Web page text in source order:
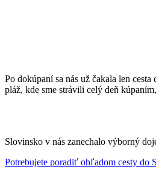
Po dokúpaní sa nás už čakala len cesta
pláž, kde sme strávili celý deň
Slovinsko v nás zanechalo výborný
Potrebujete poradiť ohľadom cesty do